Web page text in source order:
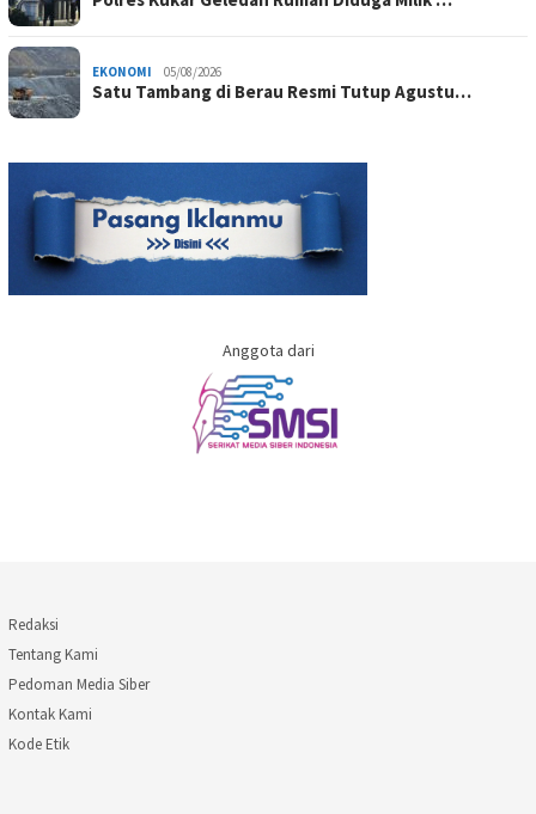
EKONOMI 05/08/2026
Satu Tambang di Berau Resmi Tutup Agustu…
Anggota dari
Redaksi
Tentang Kami
Pedoman Media Siber
Kontak Kami
Kode Etik